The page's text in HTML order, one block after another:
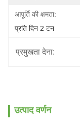
आपूर्ति की क्षमता:
प्रति दिन 2 टन
प्रमुखता देना:
उत्पाद वर्णन